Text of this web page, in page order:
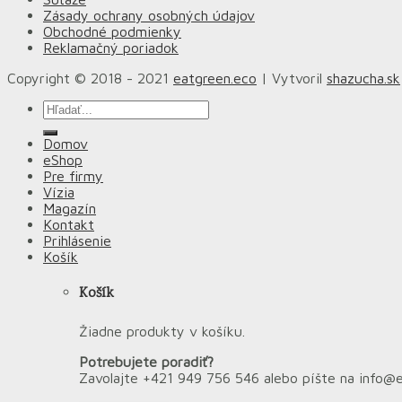
Zásady ochrany osobných údajov
Obchodné podmienky
Reklamačný poriadok
Copyright © 2018 - 2021 eatgreen.eco | Vytvoril shazucha.sk
Hľadať:
Domov
eShop
Pre firmy
Vízia
Magazín
Kontakt
Prihlásenie
Košík
Košík
Žiadne produkty v košíku.
Potrebujete poradiť?
Zavolajte +421 949 756 546 alebo píšte na